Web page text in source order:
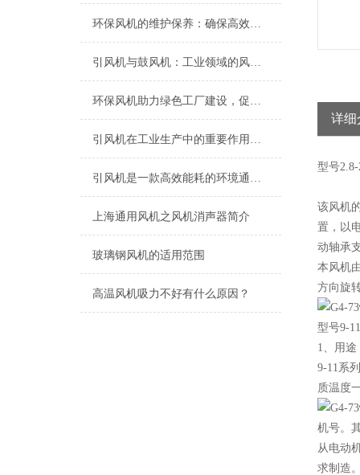
环保风机的维护保养：确保高效运行的关键
引风机与鼓风机：工业领域的风动双子星
环保风机助力绿色工厂建设，促进节能减排
引风机在工业生产中的重要作用及发展趋势
引风机是一款高效能耗的环境通风设备
上海​通用风机之风机消声器简介
玻璃钢风机的适用范围
高温风机吸力不好有什么原因？
详细
型号2.8-
该风机
置，以
动轴承
本风机
方向旋
型号9-
1、用途
9-11系
质温度
机号。
从电动
求制造